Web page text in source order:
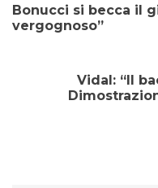
Bonucci si becca il
vergognoso”
Vidal: “Il